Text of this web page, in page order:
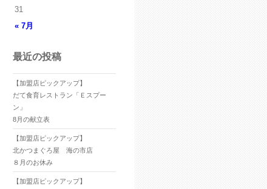
« 7月
31
最近の投稿
【加盟店ピックアップ】
だて食育レストラン「Ｅスプー
ン」
8月の献立表
【加盟店ピックアップ】
北かつまぐろ屋 海の市店
８月のお休み
【加盟店ピックアップ】